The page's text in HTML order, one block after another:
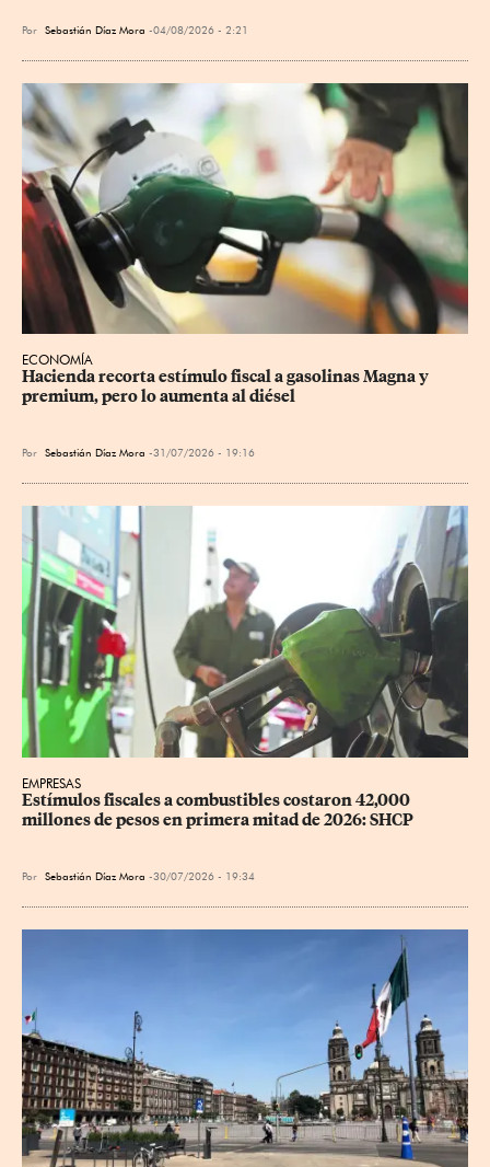
Por Sebastián Díaz Mora 04/08/2026 - 2:21
ECONOMÍA
Hacienda recorta estímulo fiscal a gasolinas Magna y
premium, pero lo aumenta al diésel
Por Sebastián Díaz Mora 31/07/2026 - 19:16
EMPRESAS
Estímulos fiscales a combustibles costaron 42,000
millones de pesos en primera mitad de 2026: SHCP
Por Sebastián Díaz Mora 30/07/2026 - 19:34